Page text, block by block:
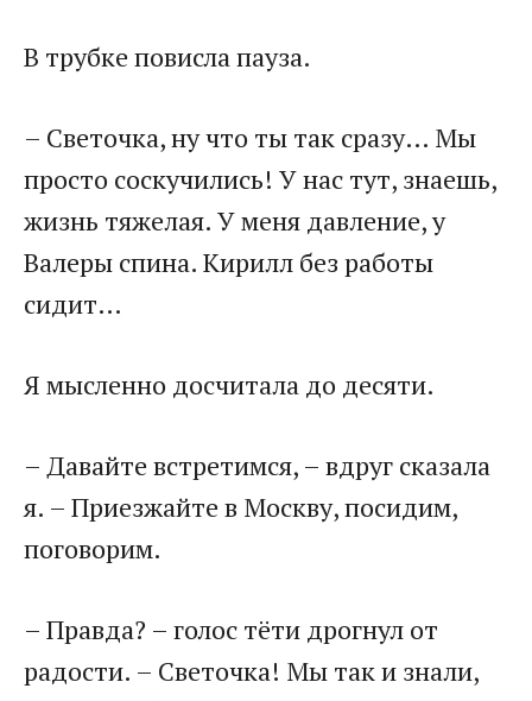
В трубке повисла пауза.
– Светочка, ну что ты так сразу… Мы
просто соскучились! У нас тут, знаешь,
жизнь тяжелая. У меня давление, у
Валеры спина. Кирилл без работы
сидит…
Я мысленно досчитала до десяти.
– Давайте встретимся, – вдруг сказала
я. – Приезжайте в Москву, посидим,
поговорим.
– Правда? – голос тёти дрогнул от
радости. – Светочка! Мы так и знали,